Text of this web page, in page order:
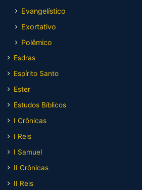
Evangelístico
Exortativo
Polêmico
Esdras
Espírito Santo
Ester
Estudos Bíblicos
I Crônicas
I Reis
I Samuel
II Crônicas
II Reis